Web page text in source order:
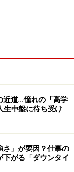
、自己否定から
に、「本来コミ
……」と言ってみ
人としては、そ
えているわけだ
が得意でない」
近道…憧れの「高学
生中盤に待ち受け
さ」が要因？仕事の
がる「ダウンタイ